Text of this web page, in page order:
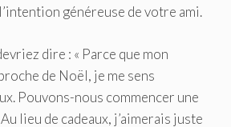
généreuse de votre ami.
dire : « Parce que mon
de Noël, je me sens
Pouvons-nous commencer une
lieu de cadeaux, j’aimerais juste